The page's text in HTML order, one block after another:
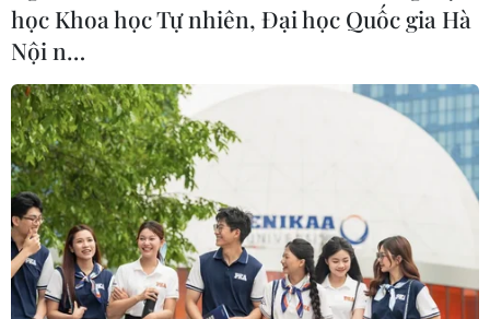
học Khoa học Tự nhiên, Đại học Quốc gia Hà
Nội n…